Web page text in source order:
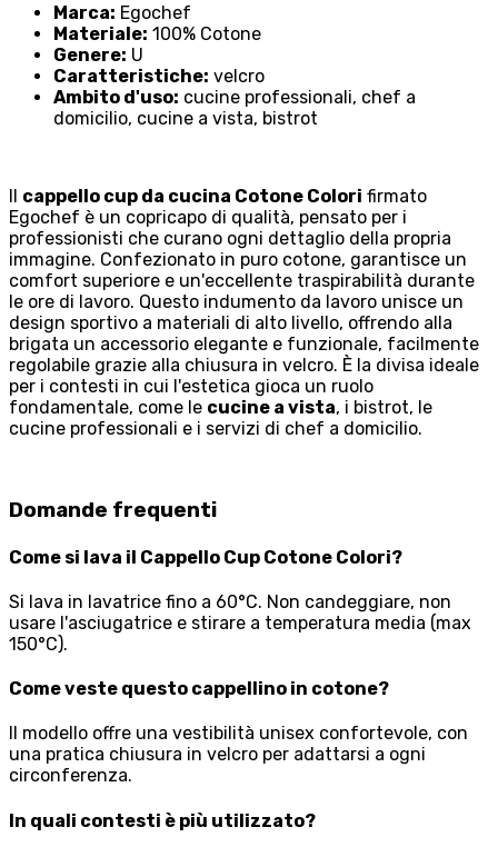
Marca: Egochef
Materiale: 100% Cotone
Genere: U
Caratteristiche: velcro
Ambito d'uso: cucine professionali, chef a
domicilio, cucine a vista, bistrot
Il cappello cup da cucina Cotone Colori firmato
Egochef è un copricapo di qualità, pensato per i
professionisti che curano ogni dettaglio della propria
immagine. Confezionato in puro cotone, garantisce un
comfort superiore e un'eccellente traspirabilità durante
le ore di lavoro. Questo indumento da lavoro unisce un
design sportivo a materiali di alto livello, offrendo alla
brigata un accessorio elegante e funzionale, facilmente
regolabile grazie alla chiusura in velcro. È la divisa ideale
per i contesti in cui l'estetica gioca un ruolo
fondamentale, come le cucine a vista, i bistrot, le
cucine professionali e i servizi di chef a domicilio.
Domande frequenti
Come si lava il Cappello Cup Cotone Colori?
Si lava in lavatrice fino a 60°C. Non candeggiare, non
usare l'asciugatrice e stirare a temperatura media (max
150°C).
Come veste questo cappellino in cotone?
Il modello offre una vestibilità unisex confortevole, con
una pratica chiusura in velcro per adattarsi a ogni
circonferenza.
In quali contesti è più utilizzato?